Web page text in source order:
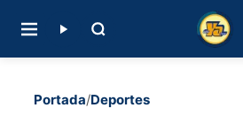
Portada/Deportes